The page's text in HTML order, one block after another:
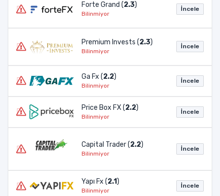
Forte Grand (2.3)
Bilinmiyor
İncele
Premium Invests (2.3)
Bilinmiyor
İncele
Ga Fx (2.2)
Bilinmiyor
İncele
Price Box FX (2.2)
Bilinmiyor
İncele
Capital Trader (2.2)
Bilinmiyor
İncele
Yapı Fx (2.1)
Bilinmiyor
İncele